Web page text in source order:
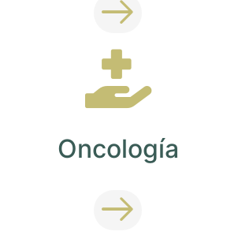
Oncología